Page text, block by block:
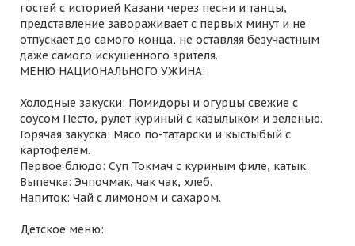
гостей с историей Казани через песни и танцы,
представление завораживает с первых минут и не
отпускает до самого конца, не оставляя безучастным
даже самого искушенного зрителя.
МЕНЮ НАЦИОНАЛЬНОГО УЖИНА:
Холодные закуски: Помидоры и огурцы свежие с
соусом Песто, рулет куриный с казылыком и зеленью.
Горячая закуска: Мясо по-татарски и кыстыбый с
картофелем.
Первое блюдо: Суп Токмач с куриным филе, катык.
Выпечка: Эчпочмак, чак чак, хлеб.
Напиток: Чай с лимоном и сахаром.
Детское меню: